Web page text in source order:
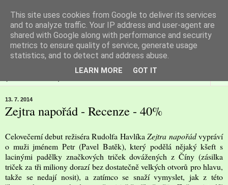
Filmspot
Recenze Honzy Vargy na filmové novinky v kinech
13. 7. 2014
Zejtra napořád - Recenze - 40%
Celovečerní debut režiséra Rudolfa HavlíkaZejtra napořádvypráví
o muži jménem Petr (Pavel Batěk), který podělá nějaký kšeft s
lacinými padělky značkových triček dovážených z Číny (zásilka
triček za tři miliony dorazí bez dostatečně velkých otvorů pro hlavu,
takže se nedají nosit), a zatímco se snaží vymyslet, jak z této
This site uses cookies from Google to deliver its services
and to analyze traffic. Your IP address and user-agent are
shared with Google along with performance and security
metrics to ensure quality of service, generate usage
statistics, and to detect and address abuse.
LEARN MORE GOT IT